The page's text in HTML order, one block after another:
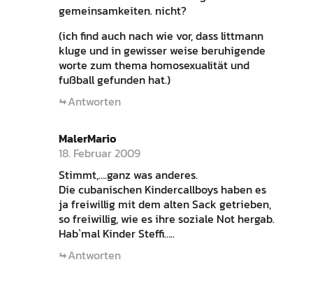
gemeinsamkeiten. nicht?
(ich find auch nach wie vor, dass littmann
kluge und in gewisser weise beruhigende
worte zum thema homosexualität und
fußball gefunden hat.)
Antworten
MalerMario
18. Februar 2009
Stimmt,….ganz was anderes.
Die cubanischen Kindercallboys haben es
ja freiwillig mit dem alten Sack getrieben,
so freiwillig, wie es ihre soziale Not hergab.
Hab`mal Kinder Steffi…..
Antworten